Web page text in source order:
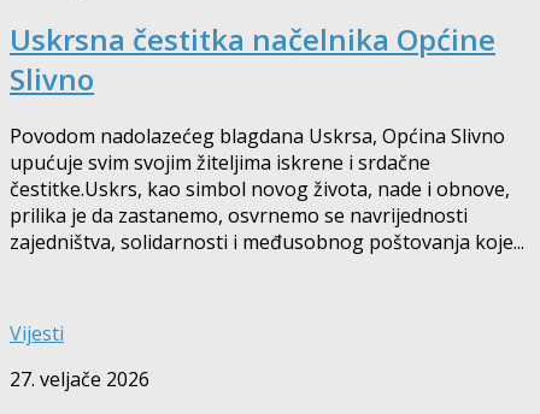
Uskrsna čestitka načelnika Općine
Slivno
Povodom nadolazećeg blagdana Uskrsa, Općina Slivno
upućuje svim svojim žiteljima iskrene i srdačne
čestitke.Uskrs, kao simbol novog života, nade i obnove,
prilika je da zastanemo, osvrnemo se navrijednosti
zajedništva, solidarnosti i međusobnog poštovanja koje...
Vijesti
27. veljače 2026